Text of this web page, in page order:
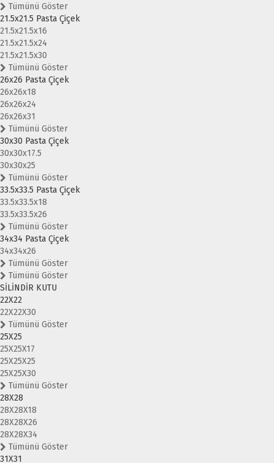
Tümünü Göster
21.5x21.5 Pasta Çiçek
21.5x21.5x16
21.5x21.5x24
21.5x21.5x30
Tümünü Göster
26x26 Pasta Çiçek
26x26x18
26x26x24
26x26x31
Tümünü Göster
30x30 Pasta Çiçek
30x30x17.5
30x30x25
Tümünü Göster
33.5x33.5 Pasta Çiçek
33.5x33.5x18
33.5x33.5x26
Tümünü Göster
34x34 Pasta Çiçek
34x34x26
Tümünü Göster
Tümünü Göster
SİLİNDİR KUTU
22X22
22X22X30
Tümünü Göster
25X25
25X25X17
25X25X25
25X25X30
Tümünü Göster
28X28
28X28X18
28X28X26
28X28X34
Tümünü Göster
31X31